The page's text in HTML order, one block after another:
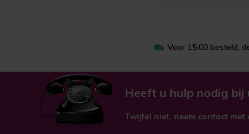
Voor 15:00 besteld,
Heeft u hulp nodig bij
Twijfel niet, neem contact met